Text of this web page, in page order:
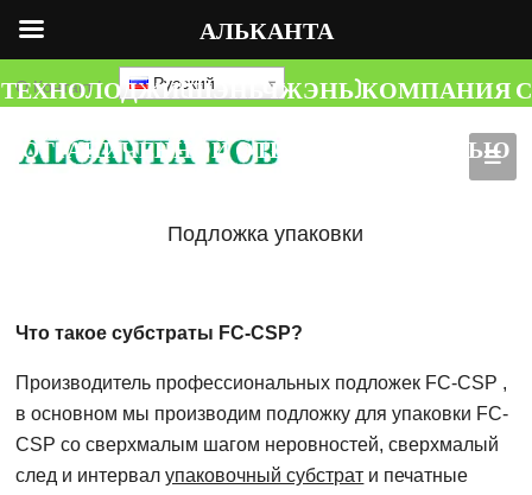
О Контакт| Русский
Подложка упаковки
Что такое субстраты FC-CSP?
Производитель профессиональных подложек FC-CSP ,
в основном мы производим подложку для упаковки FC-
CSP со сверхмалым шагом неровностей, сверхмалый
след и интервалупаковочный субстрат и печатные
АЛЬКАНТА
ТЕХНОЛОДЖИ(ШЭНЬЧЖЭНЬ)КОМПАНИЯ С
ОГРАНИЧЕННОЙ ОТВЕТСТВЕННОСТЬЮ